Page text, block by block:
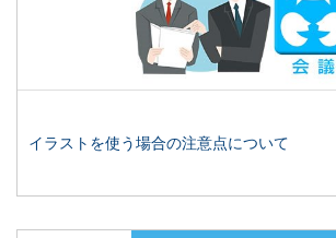
イラストを使う場合の注意点について